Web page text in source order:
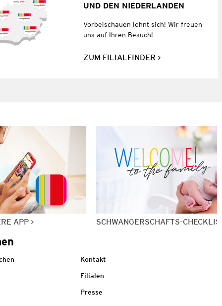
UND DEN NIEDERLANDEN
Vorbeischauen lohnt sich! Wir freuen
uns auf Ihren Besuch!
ZUM FILIALFINDER
APP SCHWANGERSCHAFTS-
Kontakt
Filialen
Presse